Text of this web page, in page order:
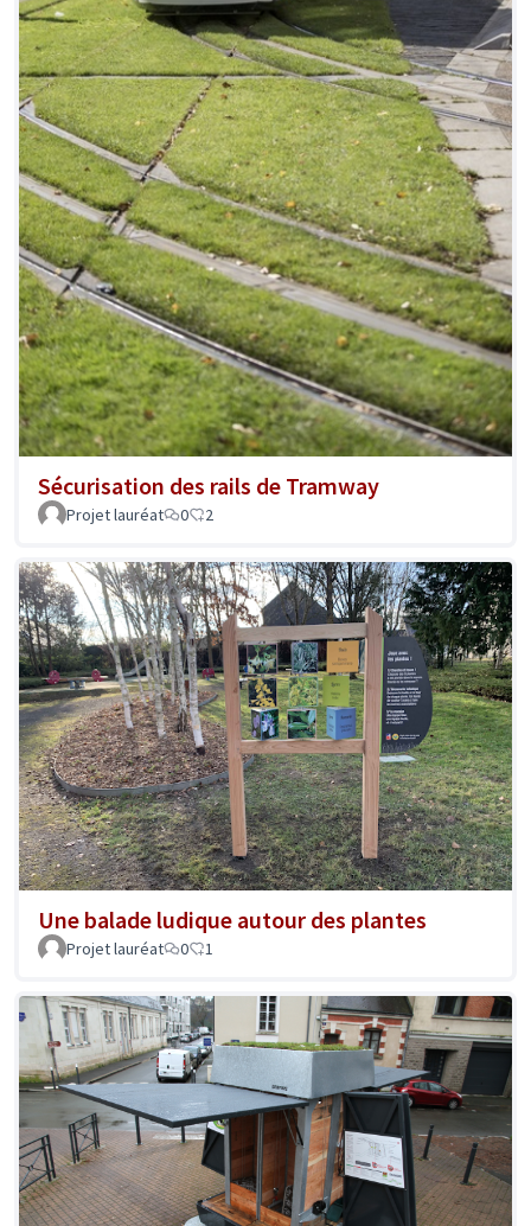
Sécurisation des rails de Tramway
Projet lauréat 0 2
Une balade ludique autour des plantes
Projet lauréat 0 1